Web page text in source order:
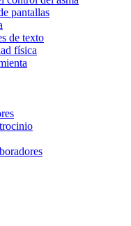
pantallas
de texto
física